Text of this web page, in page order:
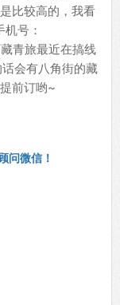
比较高的，我看
号：
青旅最近在搞线
会有八角街的藏
前订哟~
问微信！